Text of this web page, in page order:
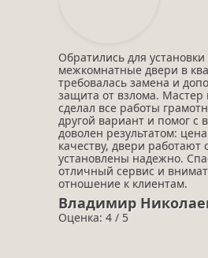
Обратились для
межкомнатные двери в
требовалась замена и
защита от взлома. Мастер
сделал все работы
другой вариант и помог с
доволен результатом: цена
качеству, двери работают
установлены надежно.
отличный сервис и
отношение к клиентам.
Владимир
Оценка: 4 / 5